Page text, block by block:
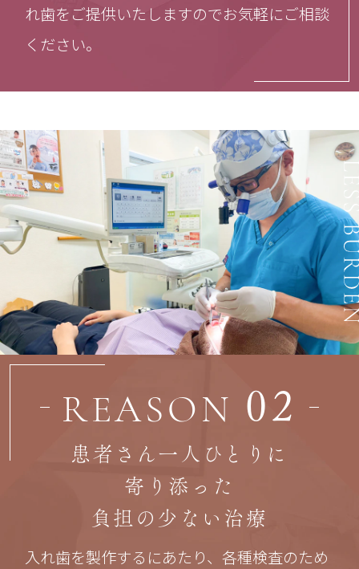
れ歯をご提供いたしますのでお気軽にご相談
ください。
REASON 02
患者さん一人ひとりに
寄り添った
負担の少ない治療
入れ歯を製作するにあたり、各種検査のため